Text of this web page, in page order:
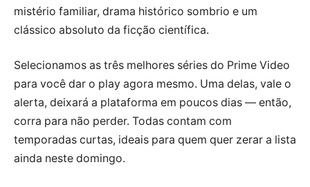
mistério familiar, drama histórico sombrio e um
clássico absoluto da ficção científica.
Selecionamos as três melhores séries do Prime Video
para você dar o play agora mesmo. Uma delas, vale o
alerta, deixará a plataforma em poucos dias — então,
corra para não perder. Todas contam com
temporadas curtas, ideais para quem quer zerar a lista
ainda neste domingo.